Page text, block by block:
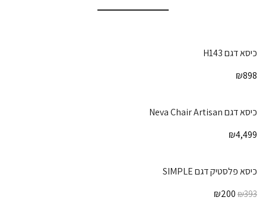
כיסא דגם H143
₪898
כיסא דגם Neva Chair Artisan
₪4,499
כיסא פלסטיק דגם SIMPLE
₪393
₪200